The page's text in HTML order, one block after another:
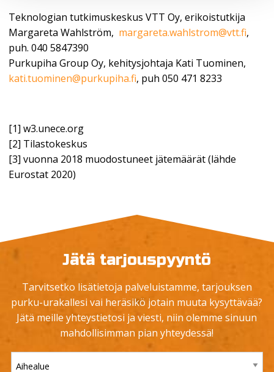
Teknologian tutkimuskeskus VTT Oy​, erikoistutkija
Margareta Wahlström, margareta.wahlstrom@vtt.fi,
puh. 040 5847390
Purkupiha Group Oy, kehitysjohtaja Kati Tuominen,
kati.tuominen@purkupiha.fi, puh 050 471 8233
[1] w3.unece.org
[2] Tilastokeskus
[3] vuonna 2018 muodostuneet jätemäärät (lähde
Eurostat 2020)
Jätä tarjouspyyntö
Tarvitsetko lisätietoja palveluistamme, tarjouksen
purku-urakallesi vai heräsikö jotain muuta kysyttävää?
Jätä meille yhteystietosi ja viesti, niin olemme sinuun
mahdollisimman pian yhteydessä!